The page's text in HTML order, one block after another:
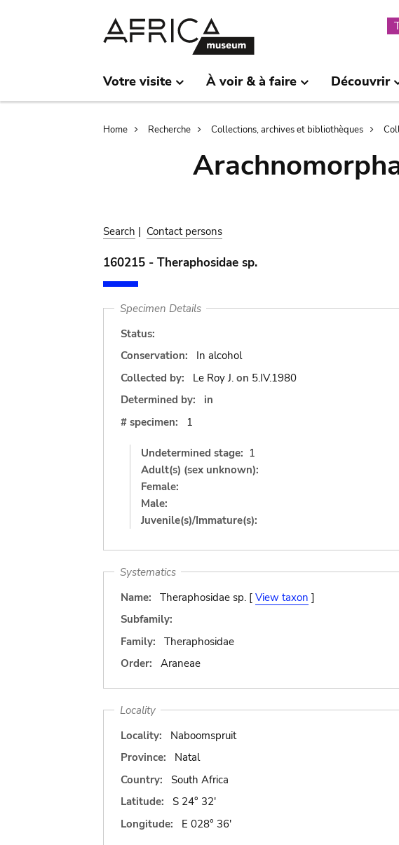
Votre visite À voir & à faire Découvrir
Breadcrumb
Home Recherche Collections, archives et bibliothèques
Search | Contact persons
160215 - Theraphosidae sp.
Specimen Details
Status:
Conservation:
In alcohol
Collected by:
Le Roy J. on 5.IV.1980
Determined by:
in
# specimen:
1
Undetermined stage: 1
Adult(s) (sex unknown):
Female:
Male:
Juvenile(s)/Immature(s):
Systematics
Name:
Theraphosidae sp. [ View taxon ]
Subfamily:
Family:
Theraphosidae
Order:
Araneae
Locality
Locality:
Naboomspruit
Province:
Natal
Country:
South Africa
Latitude:
S 24° 32'
Longitude:
E 028° 36'